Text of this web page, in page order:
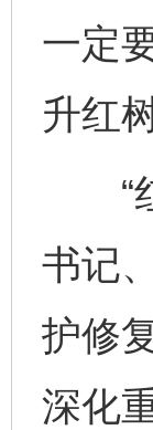
一定
升红
“红
书记
护修
深化